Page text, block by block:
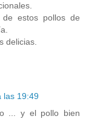
estos pollos de
delicias.
las 19:49
... y el pollo bien